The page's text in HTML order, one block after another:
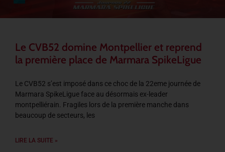
Le CVB52 domine Montpellier et reprend
la première place de Marmara SpikeLigue
Le CVB52 s’est imposé dans ce choc de la 22eme journée de
Marmara SpikeLigue face au désormais ex-leader
montpelliérain. Fragiles lors de la première manche dans
beaucoup de secteurs, les
LIRE LA SUITE »